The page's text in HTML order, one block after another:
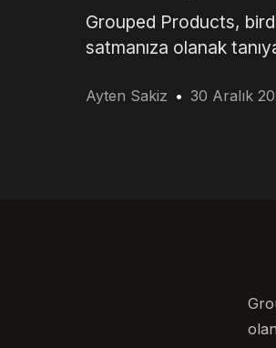
Grouped Products,
satmanıza olanak
Ayten Sakiz 30 Aralık